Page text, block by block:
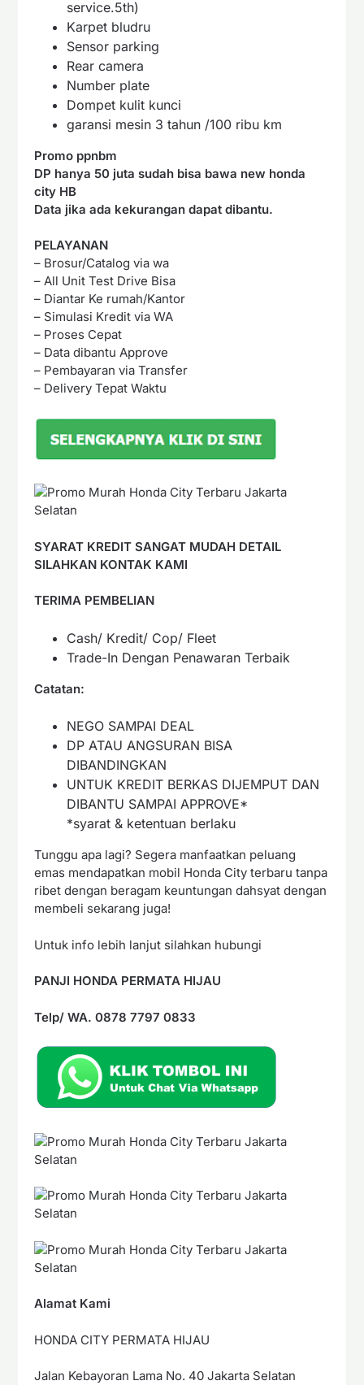
service.5th)
Karpet bludru
Sensor parking
Rear camera
Number plate
Dompet kulit kunci
garansi mesin 3 tahun /100 ribu km
Promo ppnbm
DP hanya 50 juta sudah bisa bawa new honda
city HB
Data jika ada kekurangan dapat dibantu.
PELAYANAN
– Brosur/Catalog via wa
– All Unit Test Drive Bisa
– Diantar Ke rumah/Kantor
– Simulasi Kredit via WA
– Proses Cepat
– Data dibantu Approve
– Pembayaran via Transfer
– Delivery Tepat Waktu
SYARAT KREDIT SANGAT MUDAH DETAIL
SILAHKAN KONTAK KAMI
TERIMA PEMBELIAN
Cash/ Kredit/ Cop/ Fleet
Trade-In Dengan Penawaran Terbaik
Catatan:
NEGO SAMPAI DEAL
DP ATAU ANGSURAN BISA
DIBANDINGKAN
UNTUK KREDIT BERKAS DIJEMPUT DAN
DIBANTU SAMPAI APPROVE*
*syarat & ketentuan berlaku
Tunggu apa lagi? Segera manfaatkan peluang
emas mendapatkan mobil Honda City terbaru tanpa
ribet dengan beragam keuntungan dahsyat dengan
membeli sekarang juga!
Untuk info lebih lanjut silahkan hubungi
PANJI HONDA PERMATA HIJAU
Telp/ WA. 0878 7797 0833
Alamat Kami
HONDA CITY PERMATA HIJAU
Jalan Kebayoran Lama No. 40 Jakarta Selatan